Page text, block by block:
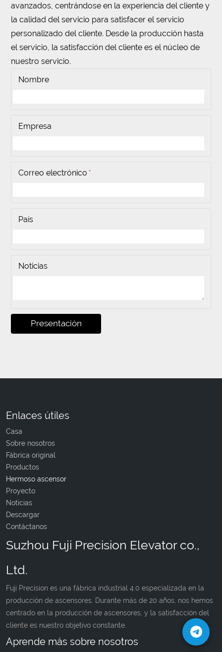
avanzados, centrándose en la experiencia del cliente y
la calidad del servicio para satisfacer el servicio
personalizado del cliente. Desde la producción hasta
el servicio, la satisfacción del cliente es el núcleo de
nuestro servicio.
Nombre
Empresa
*
Correo electrónico
País
Noticias
Presentación
Enlaces útiles
Casa
Sobre nosotros
Fábrica original
Productos
Hermoso ascensor
Proyecto
Noticias
Descargar
Contáctanos
Suzhou Fuji Precision Elevator co.,
Ltd.
Fuji Precision es una fábrica industrial 4.0 especializada en la
producción de ascensores. Durante más de 20 años, nos hemos
centrado en la producción de ascensores, y la satisfacción del
cliente es nuestro objetivo constante.
Aprende más sobre nosotros